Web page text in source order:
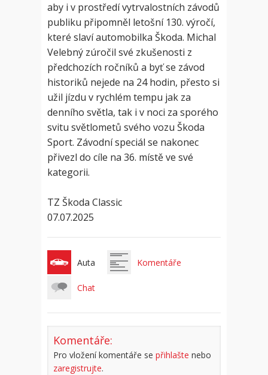
aby i v prostředí vytrvalostních závodů
publiku připomněl letošní 130. výročí,
které slaví automobilka Škoda. Michal
Velebný zúročil své zkušenosti z
předchozích ročníků a byť se závod
historiků nejede na 24 hodin, přesto si
užil jízdu v rychlém tempu jak za
denního světla, tak i v noci za sporého
svitu světlometů svého vozu Škoda
Sport. Závodní speciál se nakonec
přivezl do cíle na 36. místě ve své
kategorii.
TZ Škoda Classic
07.07.2025
Auta Komentáře
Chat
Komentáře:
Pro vložení komentáře se přihlašte nebo
zaregistrujte.